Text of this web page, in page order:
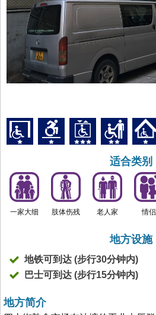
适合类别
一家大细 肢体伤残 老人家 情侣
地方设施
地铁可到达 (步行30分钟内)
巴士可到达 (步行15分钟内)
地方简介